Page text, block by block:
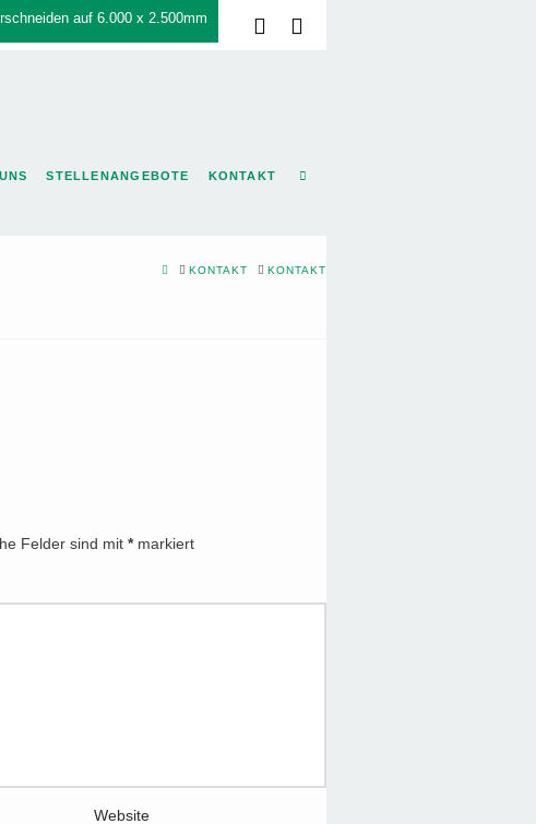
auf 6.000 x 2.500mm
STELLENANGEBOTE KONTAKT
HOMEKONTAKT KONTAKT
Felder sind mit *markiert
Website